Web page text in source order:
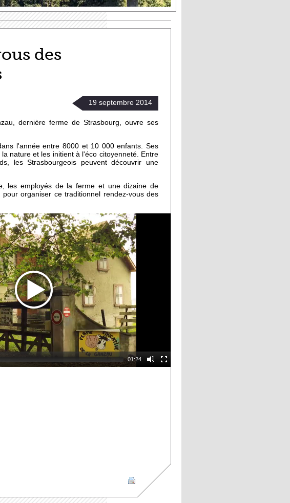
des
19 septembre 2014
dernière ferme de Strasbourg, ouvre ses
l'année entre 8000 et 10 000 enfants. Ses
nature et les initient à l'éco citoyenneté. Entre
les Strasbourgeois peuvent découvrir une
les employés de la ferme et une dizaine de
organiser ce traditionnel rendez-vous des
01:24